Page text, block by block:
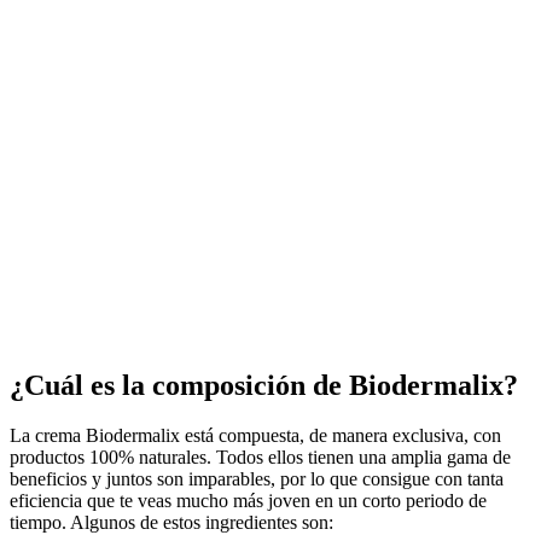
¿Cuál es la composición de Biodermalix?
La crema Biodermalix está compuesta, de manera exclusiva, con
productos 100% naturales. Todos ellos tienen una amplia gama de
beneficios y juntos son imparables, por lo que consigue con tanta
eficiencia que te veas mucho más joven en un corto periodo de
tiempo. Algunos de estos ingredientes son: